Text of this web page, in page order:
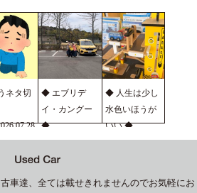
2026.06.24
ネタ切
◆ エブリデ
イ・カングー
◆
2026.07.22
◆ 人生は少し
水色いほうが
いい ◆
2026.07.16
車達、全ては載せきれませんのでお気軽にお